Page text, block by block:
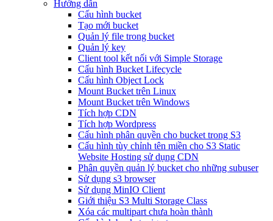
Hướng dẫn
Cấu hình bucket
Tạo mới bucket
Quản lý file trong bucket
Quản lý key
Client tool kết nối với Simple Storage
Cấu hình Bucket Lifecycle
Cấu hình Object Lock
Mount Bucket trên Linux
Mount Bucket trên Windows
Tích hợp CDN
Tích hợp Wordpress
Cấu hình phân quyền cho bucket trong S3
Cấu hình tùy chỉnh tên miền cho S3 Static
Website Hosting sử dụng CDN
Phân quyền quản lý bucket cho những subuser
Sử dụng s3 browser
Sử dụng MinIO Client
Giới thiệu S3 Multi Storage Class
Xóa các multipart chưa hoàn thành